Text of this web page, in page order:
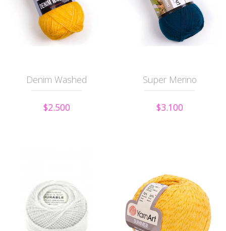
Denim Washed
$2.500
Super Merino
$3.100